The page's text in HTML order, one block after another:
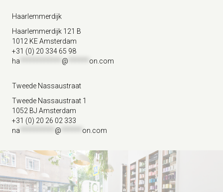
Haarlemmerdijk
Haarlemmerdijk 121 B
1012 KE Amsterdam
+31 (0) 20 334 65 98
ha
@ on.com
Tweede Nassaustraat
Tweede Nassaustraat 1
1052 BJ Amsterdam
+31 (0) 20 26 02 333
na
@ on.com